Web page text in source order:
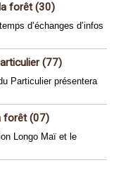
forêt (30)
d’échanges d’infos
(77)
Particulier présentera
forêt (07)
Longo Maï et le